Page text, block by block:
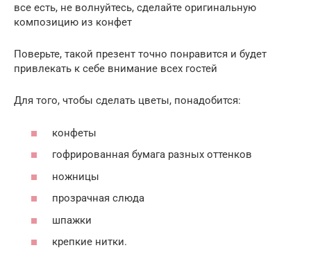
все есть, не волнуйтесь, сделайте оригинальную
композицию из конфет
Поверьте, такой презент точно понравится и будет
привлекать к себе внимание всех гостей
Для того, чтобы сделать цветы, понадобится:
конфеты
гофрированная бумага разных оттенков
ножницы
прозрачная слюда
шпажки
крепкие нитки.